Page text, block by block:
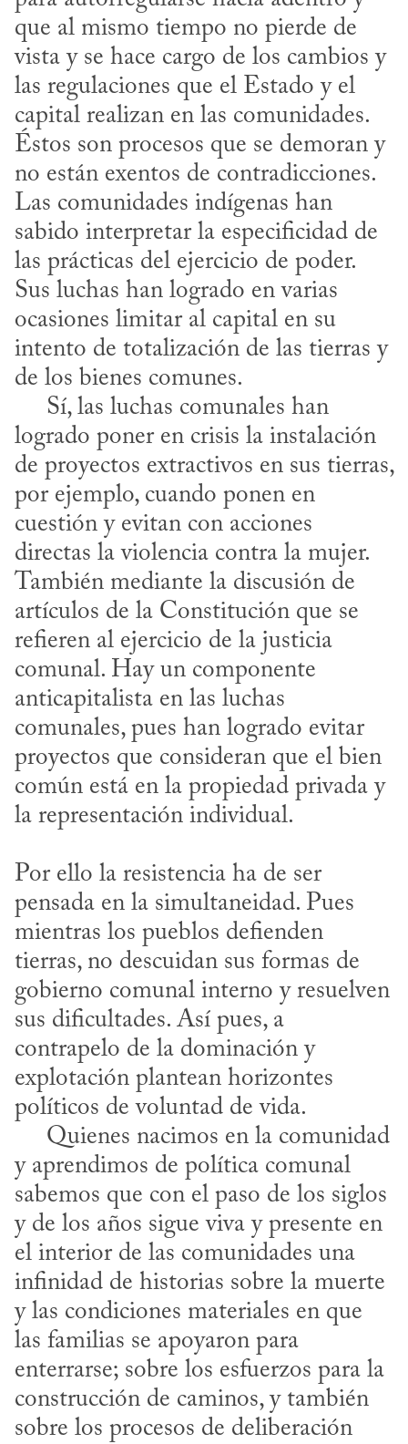
que al mismo tiempo no pierde de
vista y se hace cargo de los cambios y
las regulaciones que el Estado y el
capital realizan en las comunidades.
Éstos son procesos que se demoran y
no están exentos de contradicciones.
Las comunidades indígenas han
sabido interpretar la especificidad de
las prácticas del ejercicio de poder.
Sus luchas han logrado en varias
ocasiones limitar al capital en su
intento de totalización de las tierras y
de los bienes comunes.
logrado poner en crisis la instalación
de proyectos extractivos en sus tierras,
por ejemplo, cuando ponen en
cuestión y evitan con acciones
directas la violencia contra la mujer.
También mediante la discusión de
artículos de la Constitución que se
refieren al ejercicio de la justicia
comunal. Hay un componente
anticapitalista en las luchas
comunales, pues han logrado evitar
proyectos que consideran que el bien
común está en la propiedad privada y
Por ello la resistencia ha de ser
pensada en la simultaneidad. Pues
mientras los pueblos defienden
tierras, no descuidan sus formas de
gobierno comunal interno y resuelven
sus dificultades. Así pues, a
contrapelo de la dominación y
explotación plantean horizontes
políticos de voluntad de vida.
y aprendimos de política comunal
sabemos que con el paso de los siglos
y de los años sigue viva y presente en
el interior de las comunidades una
infinidad de historias sobre la muerte
y las condiciones materiales en que
las familias se apoyaron para
enterrarse; sobre los esfuerzos para la
construcción de caminos, y también
sobre los procesos de deliberación